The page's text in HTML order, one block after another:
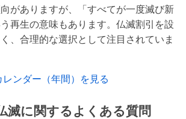
がありますが、「すべてが一度滅び新
再生の意味もあります。仏滅割引を設
、合理的な選択として注目されていま
ンダー（年間）を見る
滅に関するよくある質問